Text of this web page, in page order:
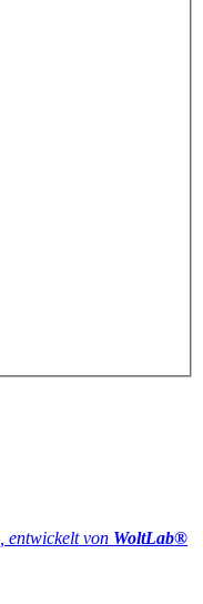
, entwickelt von WoltLab®